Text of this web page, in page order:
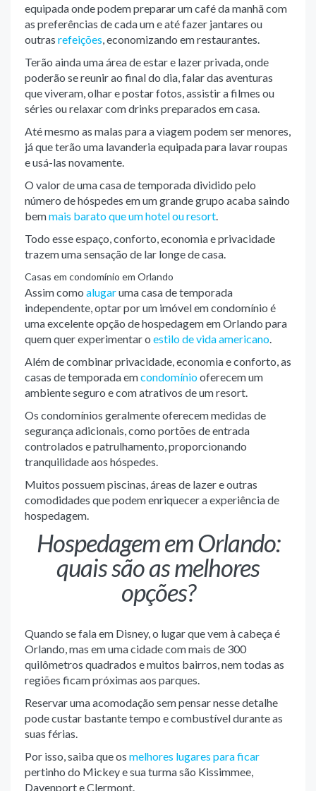
equipada onde podem preparar um café da manhã com
as preferências de cada um e até fazer jantares ou
outras refeições, economizando em restaurantes.
Terão ainda uma área de estar e lazer privada, onde
poderão se reunir ao final do dia, falar das aventuras
que viveram, olhar e postar fotos, assistir a filmes ou
séries ou relaxar com drinks preparados em casa.
Até mesmo as malas para a viagem podem ser menores,
já que terão uma lavanderia equipada para lavar roupas
e usá-las novamente.
O valor de uma casa de temporada dividido pelo
número de hóspedes em um grande grupo acaba saindo
bemmais barato que um hotel ou resort.
Todo esse espaço, conforto, economia e privacidade
trazem uma sensação de lar longe de casa.
Casas em condomínio em Orlando
Assim como alugaruma casa de temporada
independente, optar por um imóvel em condomínio é
uma excelente opção de hospedagem em Orlando para
quem quer experimentar o estilo de vida americano.
Além de combinar privacidade, economia e conforto, as
casas de temporada emcondomíniooferecem um
ambiente seguro e com atrativos de um resort.
Os condomínios geralmente oferecem medidas de
segurança adicionais, como portões de entrada
controlados e patrulhamento, proporcionando
tranquilidade aos hóspedes.
Muitos possuem piscinas, áreas de lazer e outras
comodidades que podem enriquecer a experiência de
hospedagem.
Hospedagem em Orlando:
quais são as melhores
opções?
Quando se fala em Disney, o lugar que vem à cabeça é
Orlando, mas em uma cidade com mais de 300
quilômetros quadrados e muitos bairros, nem todas as
regiões ficam próximas aos parques.
Reservar uma acomodação sem pensar nesse detalhe
pode custar bastante tempo e combustível durante as
suas férias.
Por isso, saiba que os melhores lugares para ficar
pertinho do Mickey e sua turma são Kissimmee,
Davenport e Clermont.